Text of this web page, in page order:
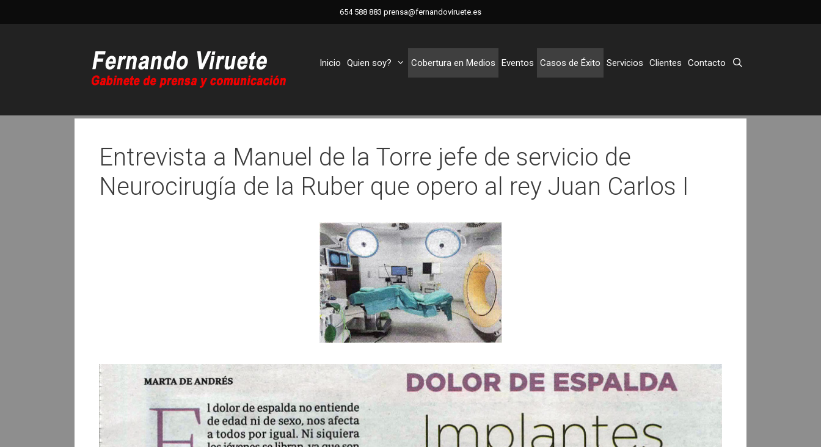
654 588 883 prensa@fernandoviruete.es
Inicio Quien soy? Cobertura en Medios Eventos Casos de Éxito Servicios Clientes Contacto
Entrevista a Manuel de la Torre jefe de servicio de
Neurocirugía de la Ruber que opero al rey Juan Carlos I